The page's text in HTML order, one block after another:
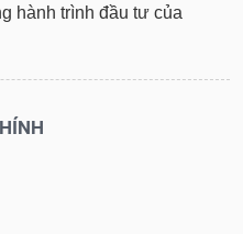
hành trình đầu tư của